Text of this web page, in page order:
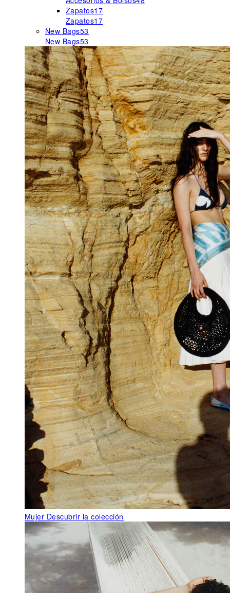
Zapatos17
Zapatos17
New Bags53
New Bags53
Mujer Descubrir la colección